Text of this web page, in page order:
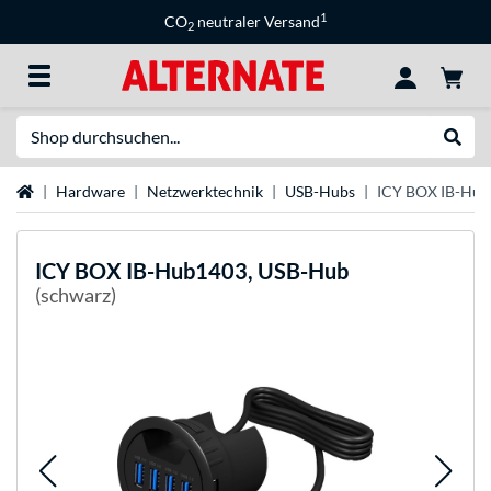
CO2 neutraler Versand1
StartseiteHardware Netzwerktechnik USB-Hubs ICY BOX IB-
ICY BOX IB-Hub1403, USB-Hub
(schwarz)